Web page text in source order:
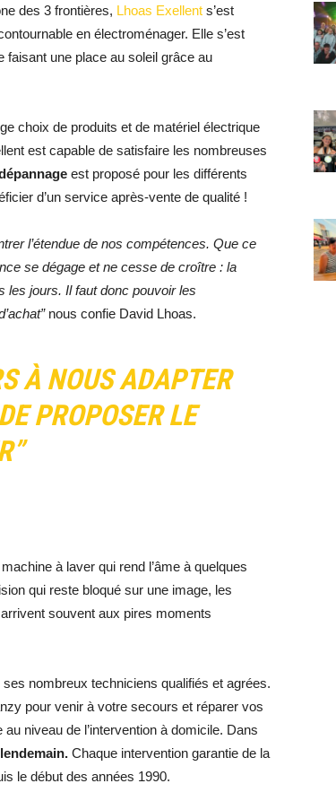
des 3 frontières, Lhoas Exellent s’est
en électroménager. Elle s’est
une place au soleil grâce au
choix de produits et de matériel électrique
est capable de satisfaire les nombreuses
est proposé pour les différents
d’un service après-vente de qualité !
l’étendue de nos compétences. Que ce
se dégage et ne cesse de croître : la
les jours. Il faut donc pouvoir les
nous confie David Lhoas.
À NOUS ADAPTER
PROPOSER LE
à laver qui rend l’âme à quelques
qui reste bloqué sur une image, les
souvent aux pires moments
nombreux techniciens qualifiés et agrées.
pour venir à votre secours et réparer vos
niveau de l’intervention à domicile. Dans
lendemain. Chaque intervention garantie de la
le début des années 1990.